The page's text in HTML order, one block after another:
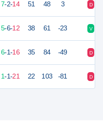
7-2-14 51 48 3 D
5-6-12 38 61 -23 V
6-1-16 35 84 -49 D
1-1-21 22 103 -81 D